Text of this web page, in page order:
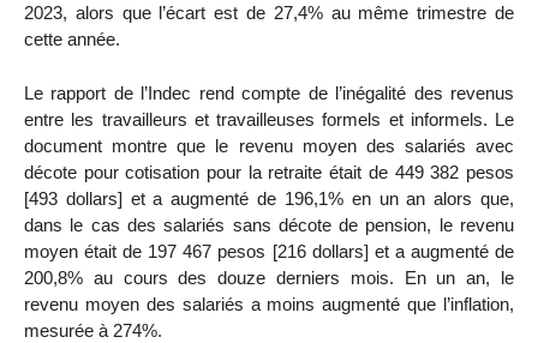
2023, alors que l’écart est de 27,4% au même trimestre de
cette année.
Le rapport de l’Indec rend compte de l’inégalité des revenus
entre les travailleurs et travailleuses formels et informels. Le
document montre que le revenu moyen des salariés avec
décote pour cotisation pour la retraite était de 449 382 pesos
[493 dollars] et a augmenté de 196,1% en un an alors que,
dans le cas des salariés sans décote de pension, le revenu
moyen était de 197 467 pesos [216 dollars] et a augmenté de
200,8% au cours des douze derniers mois. En un an, le
revenu moyen des salariés a moins augmenté que l’inflation,
mesurée à 274%.